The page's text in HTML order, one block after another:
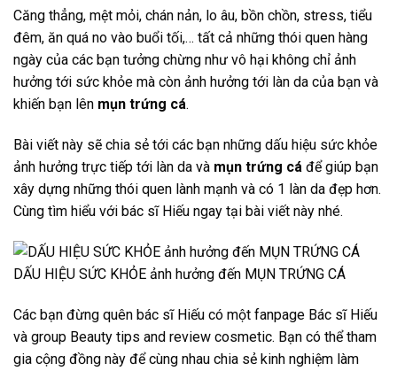
Căng thẳng, mệt mỏi, chán nản, lo âu, bồn chồn, stress, tiểu
đêm, ăn quá no vào buổi tối,… tất cả những thói quen hàng
ngày của các bạn tưởng chừng như vô hại không chỉ ảnh
hưởng tới sức khỏe mà còn ảnh hưởng tới làn da của bạn và
khiến bạn lên mụn trứng cá.
Bài viết này sẽ chia sẻ tới các bạn những dấu hiệu sức khỏe
ảnh hưởng trực tiếp tới làn da và mụn trứng cá để giúp bạn
xây dựng những thói quen lành mạnh và có 1 làn da đẹp hơn.
Cùng tìm hiểu với bác sĩ Hiếu ngay tại bài viết này nhé.
DẤU HIỆU SỨC KHỎE ảnh hưởng đến MỤN TRỨNG CÁ
Các bạn đừng quên bác sĩ Hiếu có một fanpage Bác sĩ Hiếu
và group Beauty tips and review cosmetic. Bạn có thể tham
gia cộng đồng này để cùng nhau chia sẻ kinh nghiệm làm